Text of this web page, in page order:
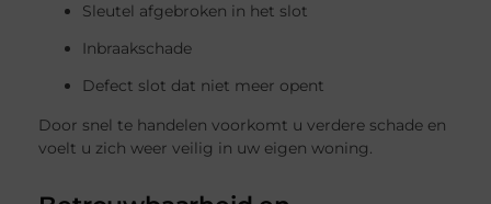
Sleutel afgebroken in het slot
Inbraakschade
Defect slot dat niet meer opent
Door snel te handelen voorkomt u verdere schade en
voelt u zich weer veilig in uw eigen woning.